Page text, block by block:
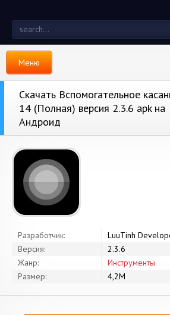
Меню
Скачать Вспомогательное
14 (Полная) версия 2.3.6 apk на
Андроид
Разработчик:
LuuTinh
Версия:
2.3.6
Жанр:
Инструменты
Размер:
4,2M